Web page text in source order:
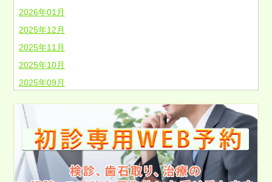
2026年01月
2025年12月
2025年11月
2025年10月
2025年09月
2025年07月
2025年06月
2025年05月
2025年04月